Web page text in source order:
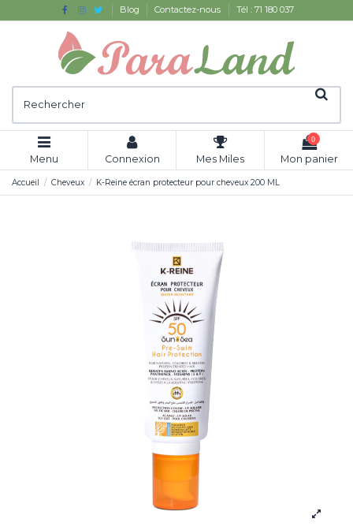
Blog Contactez-nous Tél : 71 180 037
Menu Connexion Mes Miles
0
Mon panier
Accueil Cheveux K-Reine écran protecteur pour cheveux 200 ML